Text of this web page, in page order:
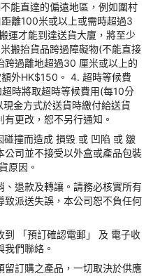
能直達的偏遠地區，例如圍村
離100米或以上或需時超過3
運才能到達送貨大廈，將至少
搬抬貨品跨過障礙物(不能直接
跨過離地超過30 厘米或以上的
外HK$150。 4. 超時等候費
時將取超時等候費用(每10分
金方式於送貨時繳付給送貨
撞而造成 損毀 或 凹陷 或 皺
司並不接受以外盒或產品包裝
退款及轉讓。請務必核實所有
派送失誤，本公司恕不負任何
「預訂確認電郵」 及 電子收
們聯絡。
留訂購之產品，一切取決於供應